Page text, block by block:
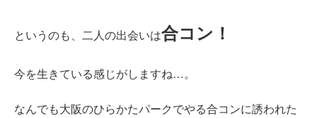
というのも、二人の出会いは合コン！
今を生きている感じがしますね…。
なんでも大阪のひらかたパークでやる合コンに誘われた